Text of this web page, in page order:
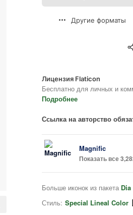
Другие форматы
Лицензия Flaticon
Бесплатно для личных и
Подробнее
Ссылка на авторство
Magnific
Показать все
Больше иконок из пакета
Стиль: Special Lineal Color